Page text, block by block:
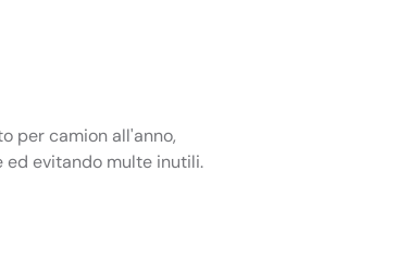
per camion all'anno,
evitando multe inutili.